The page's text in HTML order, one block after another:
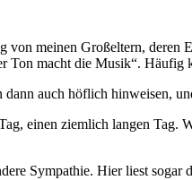
meinen Großeltern, deren
Ton macht die Musik“.
auch höflich hinweisen,
einen ziemlich langen
Sympathie. Hier liest